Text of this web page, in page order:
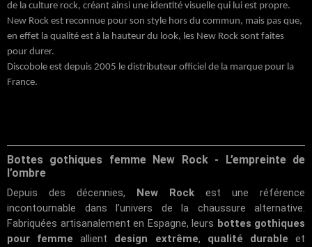
de la culture rock, créant ainsi une identité visuelle qui lui est propre.
New Rock est reconnue pour son style hors du commun, mais pas que,
en effet la qualité est à la hauteur du look, les New Rock sont faites
pour durer.
Discobole est depuis 2005 le distributeur officiel de la marque pour la
France.
Bottes gothiques femme New Rock - L’empreinte de
l’ombre
Depuis des décennies, New Rock est une référence
incontournable dans l’univers de la chaussure alternative.
Fabriquées artisanalement en Espagne, leurs bottes gothiques
pour femme allient design extrême, qualité durable et